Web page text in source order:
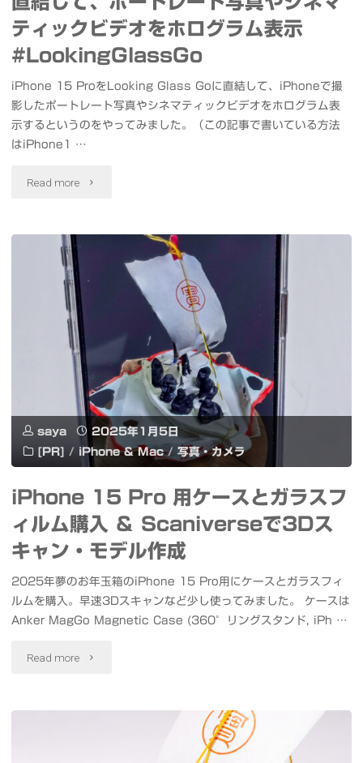
脚
マ
ウ
ト"
#
カ
メ
イ
ド
ク
#
ワ
チ
ャ
チ
ャ
武
館
ティックビデオをホログラム表示
#LookingGlassGo
iPhone 15 ProをLooking Glass Goに直結して、iPhoneで撮
影したポートレート写真やシネマティックビデオをホログラム表
示するというのをやってみました。（この記事で書いている方法
はiPhone1 …
Read more "Looking
を
iPhone
に
直
結
ポ
ー
レ
saya
2025年1月5日
[PR]
/ iPhone & Mac / 写真・カメラ
iPhone 15 Pro 用ケースとガラスフ
ィルム購入 ＆ Scaniverseで3Dス
キャン・モデル作成
2025年夢のお年玉箱のiPhone 15 Pro用にケースとガラスフィ
ルムを購入。早速3Dスキャンなど少し使ってみました。 ケースは
Anker MagGo Magnetic Case (360°リングスタンド, iPh …
Read more "iPhone